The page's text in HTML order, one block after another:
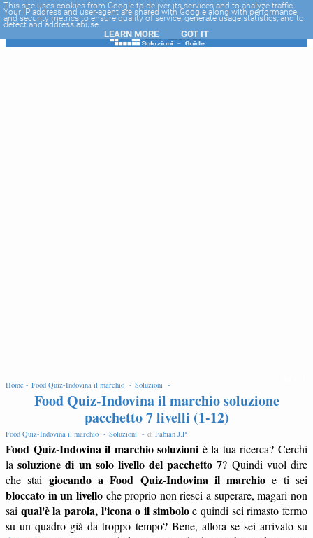
-->
Home - Food Quiz-Indovina il marchio - Soluzioni -
Food Quiz-Indovina il marchio soluzione
pacchetto 7 livelli (1-12)
Food Quiz-Indovina il marchio - Soluzioni - di Fabian J.P.
Food Quiz-Indovina il marchio soluzioni è la tua ricerca? Cerchi
lasoluzione di un solo livello del pacchetto 7? Quindi vuol dire
che stai giocando a Food Quiz-Indovina il marchio e ti sei
bloccato in un livelloche proprio non riesci a superare, magari non
sai qual'è la parola, l'icona o il simboloe quindi sei rimasto fermo
su un quadro già da troppo tempo? Bene, allora se sei arrivato su
This site uses cookies from Google to deliver its services and to analyze traffic.
Your IP address and user-agent are shared with Google along with performance
and security metrics to ensure quality of service, generate usage statistics, and to
detect and address abuse.
LEARN MORE GOT IT